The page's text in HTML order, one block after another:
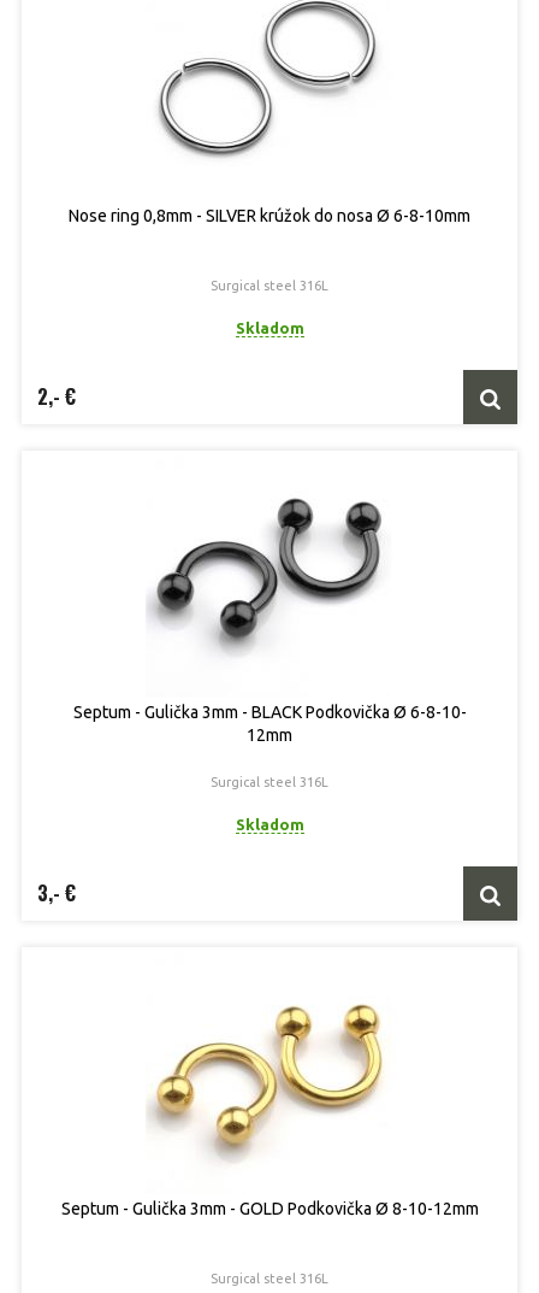
Nose ring 0,8mm - SILVER krúžok do nosa Ø 6-8-10mm
Surgical steel 316L
Skladom
2,- €
Septum - Gulička 3mm - BLACK Podkovička Ø 6-8-10-
12mm
Surgical steel 316L
Skladom
3,- €
Septum - Gulička 3mm - GOLD Podkovička Ø 8-10-12mm
Surgical steel 316L